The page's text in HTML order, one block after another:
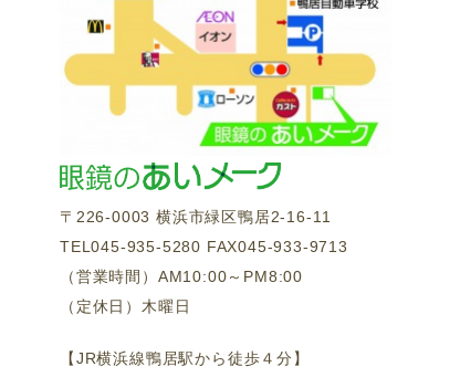
〒226-0003 横浜市緑区鴨居2-16-11
TEL045-935-5280 FAX045-933-9713
（営業時間）AM10:00～PM8:00
（定休日）木曜日
【JR横浜線鴨居駅から徒歩４分】